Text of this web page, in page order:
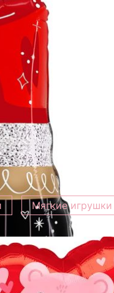
image
Мягкие игрушки